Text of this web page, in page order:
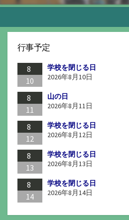
行事予定
8
10
学校を閉じる日
2026年8月10日
8
11
山の日
2026年8月11日
8
12
学校を閉じる日
2026年8月12日
8
13
学校を閉じる日
2026年8月13日
8
14
学校を閉じる日
2026年8月14日